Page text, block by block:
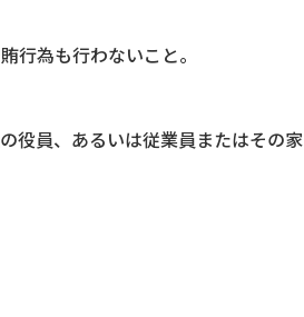
行為も行わないこと。
役員、あるいは従業員またはその家